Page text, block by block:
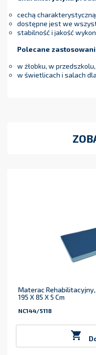
cechą
dostępne jest we
stabilność i jakość
Polecane
w żłobku, w
w świetlicach i salach
Materac
195 X 85 X 5 Cm
NC144/5118
